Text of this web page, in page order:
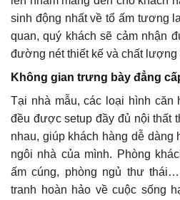
sinh động nhất về tổ ấm tương
quan, quý khách sẽ cảm nhận
đường nét thiết kế và chất lượng
Không gian trưng bày đẳng
Tại nhà mẫu, các loại hình căn
đều được setup đầy đủ nội thất
nhau, giúp khách hàng dễ dàng
ngôi nhà của mình. Phòng
ấm cúng, phòng ngủ thư
tranh hoàn hảo về cuộc sống